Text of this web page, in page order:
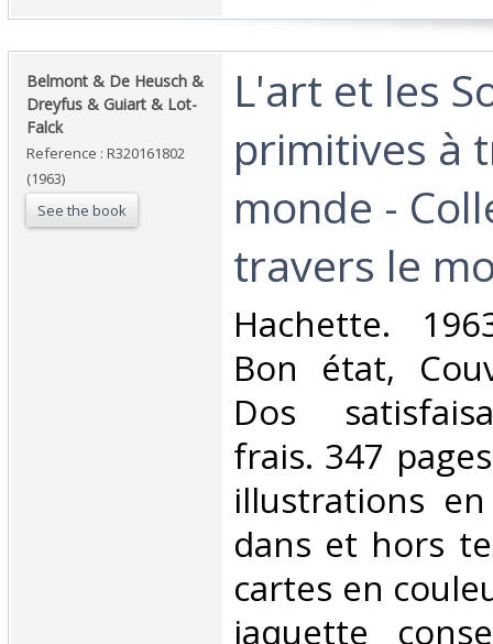
‎Belmont & De Heusch &
Dreyfus & Guiart & Lot-
Falck‎
Reference : R320161802
(1963)
See the book
‎L'art et les
primitives à
monde -
travers le
‎Hachette.
Bon état,
Dos
frais. 347
illustrations
dans et hors
cartes en
jaquette